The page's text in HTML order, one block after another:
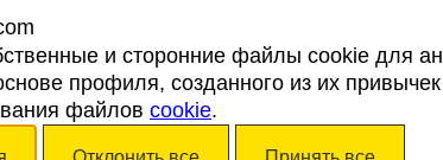
и сторонние файлы cookie для
профиля, созданного из их
файлов cookie.